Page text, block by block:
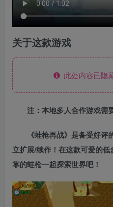
关于这款游戏
此处内容已隐
注：本地多人合作游戏需
《蛙枪再战》是备受好
立扩展/续作！在这款可爱的
靠的蛙枪一起探索世界吧！